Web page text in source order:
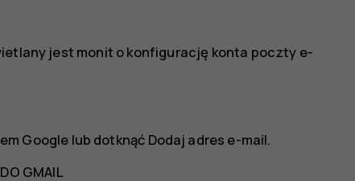
jest monit o konfigurację konta poczty e-
Google lub dotknąć Dodaj adres e-mail.
GMAIL